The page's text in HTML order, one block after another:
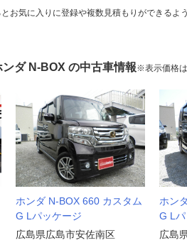
お気に入りに登録や複数見積もりができるよ
ダ N-BOX の中古車情報※表示価格
ホンダ N-BOX 660 カスタム
G Lパッケージ
広島県広島市安佐南区
ホン
G L
広島